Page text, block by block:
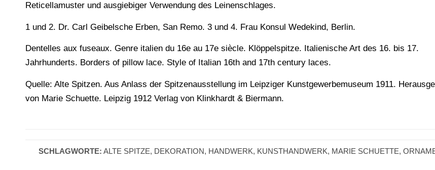
Reticellamuster und ausgiebiger Verwendung des Leinenschlages.
1 und 2. Dr. Carl Geibelsche Erben, San Remo. 3 und 4. Frau Konsul Wedekind, Berlin.
Dentelles aux fuseaux. Genre italien du 16e au 17e siècle. Klöppelspitze. Italienische Art des 16. bis 17.
Jahrhunderts. Borders of pillow lace. Style of Italian 16th and 17th century laces.
Quelle: Alte Spitzen. Aus Anlass der Spitzenausstellung im Leipziger Kunstgewerbemuseum 1911.
von Marie Schuette. Leipzig 1912 Verlag von Klinkhardt & Biermann.
SCHLAGWORTE: ALTE SPITZE, DEKORATION, HANDWERK, KUNSTHANDWERK, MARIE SCHUETTE,